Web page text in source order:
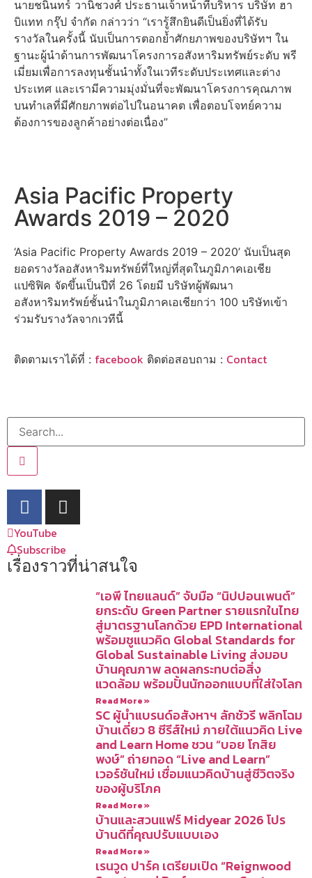
นายชนินทร์ วานิชวงศ์ ประธานเจ้าหน้าที่บริหาร บริษัท ฮา
บิแทท กรุ๊ป จำกัด กล่าวว่า “เรารู้สึกยินดีเป็นยิ่งที่ได้รับ
รางวัลในครั้งนี้ นับเป็นการตอกย้ำศักยภาพของบริษัทฯ ใน
ฐานะผู้นำด้านการพัฒนาโครงการอสังหาริมทรัพย์ระดับ พรี
เมี่ยมเพื่อการลงทุนชั้นนำทั้งในเวทีระดับประเทศและต่าง
ประเทศ และเรามีความมุ่งมั่นที่จะพัฒนาโครงการคุณภาพ
บนทำเลที่มีศักยภาพต่อไปในอนาคต เพื่อตอบโจทย์ความ
ต้องการของลูกค้าอย่างต่อเนื่อง”
Asia Pacific Property
Awards 2019 – 2020
‘Asia Pacific Property Awards 2019 – 2020’ นับเป็นสุด
ยอดรางวัลอสังหาริมทรัพย์ที่ใหญ่ที่สุดในภูมิภาคเอเชีย
แปซิฟิค จัดขึ้นเป็นปีที่ 26 โดยมี บริษัทผู้พัฒนา
อสังหาริมทรัพย์ชั้นนำในภูมิภาคเอเชียกว่า 100 บริษัทเข้า
ร่วมรับรางวัลจากเวทีนี้
ติดตามเราได้ที่ : facebook ติดต่อสอบถาม : Contact
YouTube
Subscribe
เรื่องราวที่น่าสนใจ
“เอพี ไทยแลนด์” จับมือ “นิปปอนเพนต์”
ยกระดับ Green Partner รายแรกในไทย
สู่มาตรฐานโลกด้วย EPD International
พร้อมชูแนวคิด Global Standards for
Global Sustainable Living ส่งมอบ
บ้านคุณภาพ ลดผลกระทบต่อสิ่ง
แวดล้อม พร้อมปั้นนักออกแบบที่ใส่ใจโลก
Read More »
SC ผู้นำแบรนด์อสังหาฯ ลักชัวรี พลิกโฉม
บ้านเดี่ยว 8 ซีรีส์ใหม่ ภายใต้แนวคิด Live
and Learn Home ชวน “บอย โกสิย
พงษ์” ถ่ายทอด “Live and Learn”
เวอร์ชันใหม่ เชื่อมแนวคิดบ้านสู่ชีวิตจริง
ของผู้บริโภค
Read More »
บ้านและสวนแฟร์ Midyear 2026 โปร
บ้านดีที่คุณปรับแบบเอง
Read More »
เรนวูด ปาร์ค เตรียมเปิด “Reignwood